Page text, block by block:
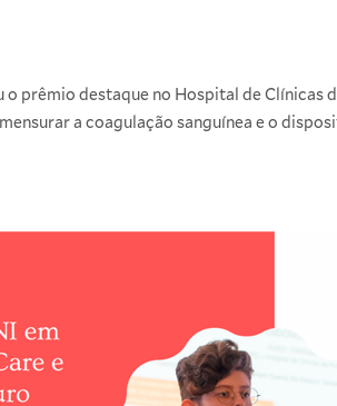
o prêmio destaque no Hospital de Clínicas
a coagulação sanguínea e o